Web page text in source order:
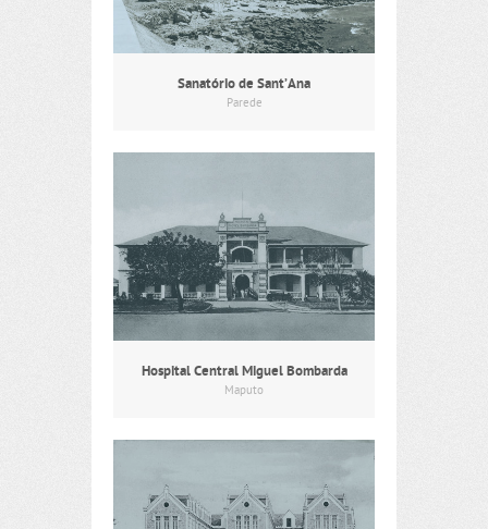
Sanatório de Sant’Ana
Parede
Hospital Central Miguel Bombarda
Maputo